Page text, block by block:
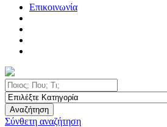
Επικοινωνία
Αναζήτηση
Σύνθετη αναζήτηση